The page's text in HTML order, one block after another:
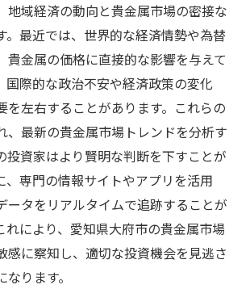
地域経済の動向と貴金属市場の密接な
。最近では、世界的な経済情勢や為替
貴金属の価格に直接的な影響を与えて
国際的な政治不安や経済政策の変化
を左右することがあります。これらの
、最新の貴金属市場トレンドを分析す
投資家はより賢明な判断を下すことが
、専門の情報サイトやアプリを活用
ータをリアルタイムで追跡することが
れにより、愛知県大府市の貴金属市場
感に察知し、適切な投資機会を見逃さ
ります。